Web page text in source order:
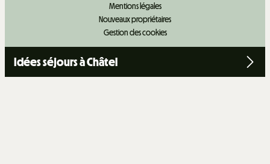
Mentions légales
Nouveaux propriétaires
Gestion des cookies
Idées séjours à Châtel